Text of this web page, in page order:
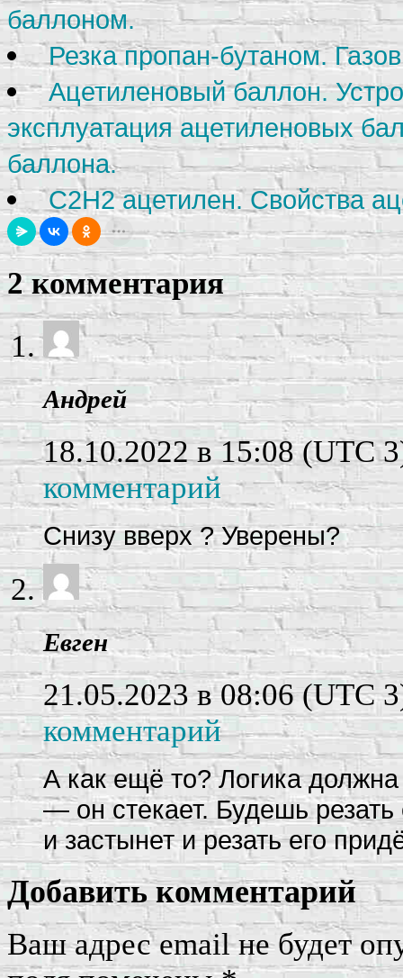
баллоном.
Резка пропан-бутаном.
Ацетиленовый баллон.
эксплуатация ацетиленовых
баллона.
С2Н2 ацетилен. Свойства
2 комментария
Андрей
18.10.2022 в 15:08(UTC
комментарий
Снизу вверх ? Уверены?
Евген
21.05.2023 в 08:06(UTC
комментарий
А как ещё то? Логика
— он стекает. Будешь
и застынет и резать его
Добавить комментарий
Ваш адрес email не будет